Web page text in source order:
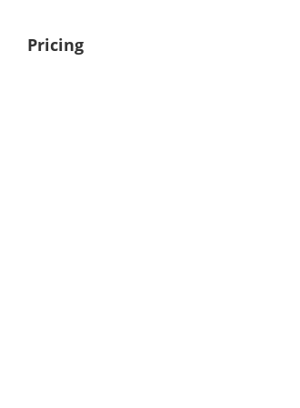
Pricing